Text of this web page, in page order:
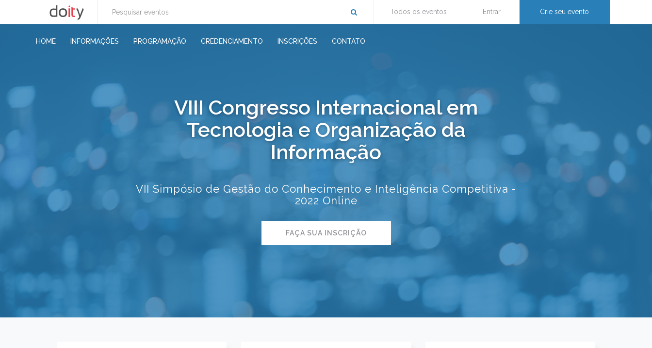
Todos os eventos Entrar Crie seu evento
HOME INFORMAÇÕES PROGRAMAÇÃO CREDENCIAMENTO INSCRIÇÕES CONTATO
VIII Congresso Internacional em
Tecnologia e Organização da
Informação
VII Simpósio de Gestão do Conhecimento e Inteligência Competitiva -
2022 Online
FAÇA SUA INSCRIÇÃO